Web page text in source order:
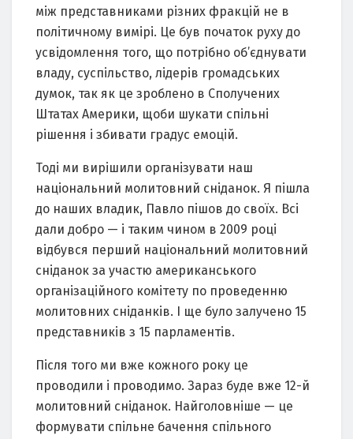
між представниками різних фракцій не в
політичному вимірі. Це був початок руху до
усвідомлення того, що потрібно об’єднувати
владу, суспільство, лідерів громадських
думок, так як це зроблено в Сполучених
Штатах Америки, щоби шукати спільні
рішення і збивати градус емоцій.
Тоді ми вирішили організувати наш
національний молитовний сніданок. Я пішла
до наших владик, Павло пішов до своїх. Всі
дали добро — і таким чином в 2009 році
відбувся перший національний молитовний
сніданок за участю американського
організаційного комітету по проведенню
молитовних сніданків. І ще було залучено 15
представників з 15 парламентів.
Після того ми вже кожного року це
проводили і проводимо. Зараз буде вже 12-й
молитовний сніданок. Найголовніше — це
формувати спільне бачення спільного